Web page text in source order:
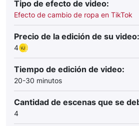
Tipo de efecto de video:
Efecto de cambio de ropa en TikTok
Precio de la edición de su video:
4
Tiempo de edición de video:
20-30 minutos
Cantidad de escenas que se
4